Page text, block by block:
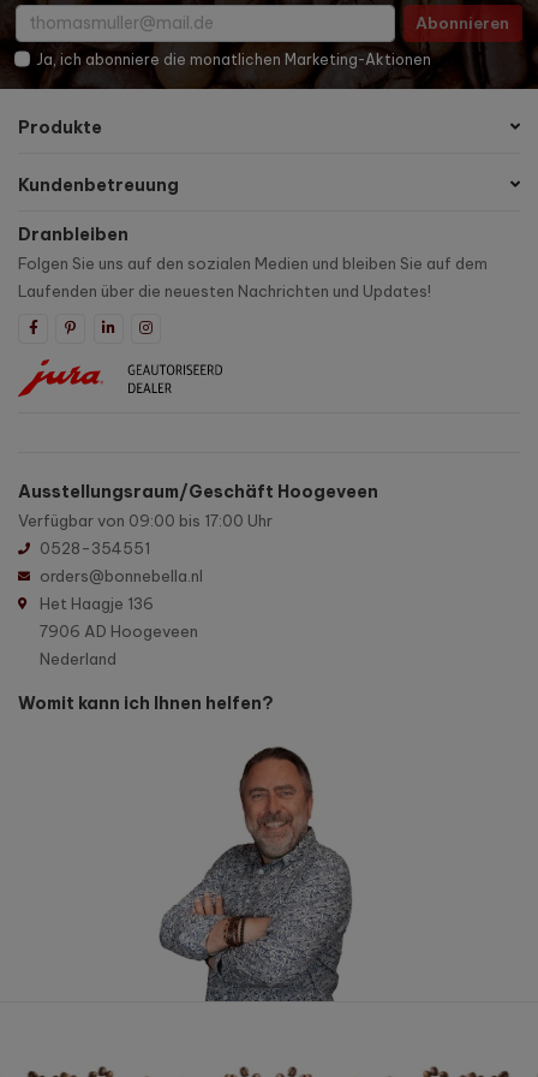
Abonnieren
Ja, ich abonniere die monatlichen Marketing-Aktionen
Produkte
Kundenbetreuung
Dranbleiben
Folgen Sie uns auf den sozialen Medien und bleiben Sie auf dem
Laufenden über die neuesten Nachrichten und Updates!
Ausstellungsraum/Geschäft Hoogeveen
Verfügbar von 09:00 bis 17:00 Uhr
0528-354551
orders@bonnebella.nl
Het Haagje 136
7906 AD Hoogeveen
Nederland
Womit kann ich Ihnen helfen?